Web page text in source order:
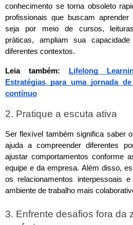
conhecimento se torna obsoleto
profissionais que buscam aprender
seja por meio de cursos,
práticas, ampliam sua
diferentes contextos.
Leia também:
Lifelong
Estratégias para uma jornada
contínuo
2. Pratique a escuta ativa
Ser flexível também significa saber
ajuda a compreender diferentes
ajustar comportamentos conforme
equipe e da empresa. Além disso,
os relacionamentos interpessoais
ambiente de trabalho mais
3. Enfrente desafios fora da